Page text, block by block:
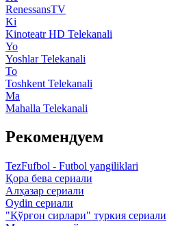
RenessansTV
Ki
Kinoteatr HD Telekanali
Yo
Yoshlar Telekanali
To
Toshkent Telekanali
Ma
Mahalla Telekanali
Рекомендуем
TezFufbol - Futbol yangiliklari
Қора бева сериали
Алҳазар сериали
Oydin сериали
"Қўрғон сирлари" туркия сериали